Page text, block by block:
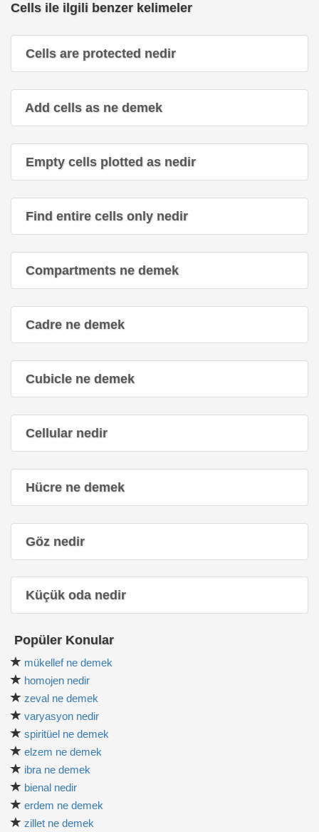
Cells ile ilgili benzer kelimeler
Cells are protected nedir
Add cells as ne demek
Empty cells plotted as nedir
Find entire cells only nedir
Compartments ne demek
Cadre ne demek
Cubicle ne demek
Cellular nedir
Hücre ne demek
Göz nedir
Küçük oda nedir
Popüler Konular
mükellef ne demek
homojen nedir
zeval ne demek
varyasyon nedir
spiritüel ne demek
elzem ne demek
ibra ne demek
bienal nedir
erdem ne demek
zillet ne demek